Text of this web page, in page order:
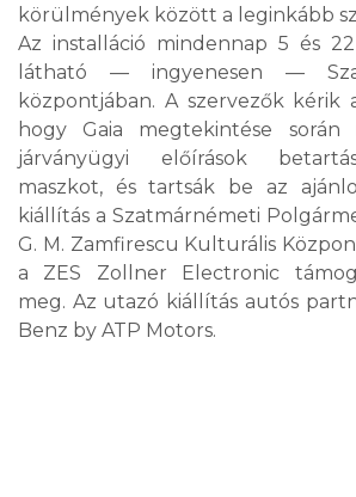
körülmények között a leginkább
Az installáció mindennap 5 és
látható — ingyenesen —
központjában. A szervezők kérik
hogy Gaia megtekintése
járványügyi előírások
maszkot, és tartsák be az
kiállítás a Szatmárnémeti
G. M. Zamfirescu Kulturális
a ZES Zollner Electronic
meg. Az utazó kiállítás autós
Benz by ATP Motors.